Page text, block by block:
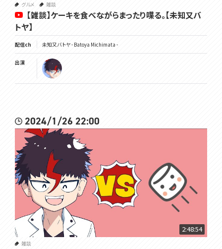
グルメ 雑談
【雑談】ケーキを食べながらまったり喋る。【未知又バ
トヤ】
配信ch 未知又バトヤ - Batoya Michimata -
出演
2024/1/26 22:00
2:48:54
雑談